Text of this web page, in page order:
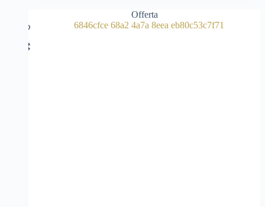
100,00 €.
50,00 €.
Offerta